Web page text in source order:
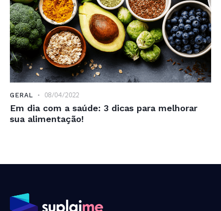
GERAL 08/04/2022
Em dia com a saúde: 3 dicas para melhorar
sua alimentação!